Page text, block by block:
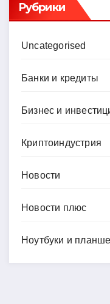
Рубрики
Uncategorised
Банки и кредиты
Бизнес и
Криптоиндустрия
Новости
Новости плюс
Ноутбуки и